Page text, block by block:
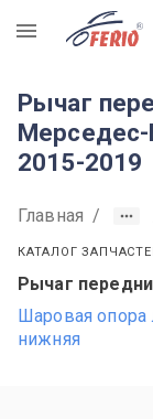
R
Рычаг
Мерседес-
2015-2019
Главная /
КАТАЛОГ
Рычаг
Шаровая опора
нижняя